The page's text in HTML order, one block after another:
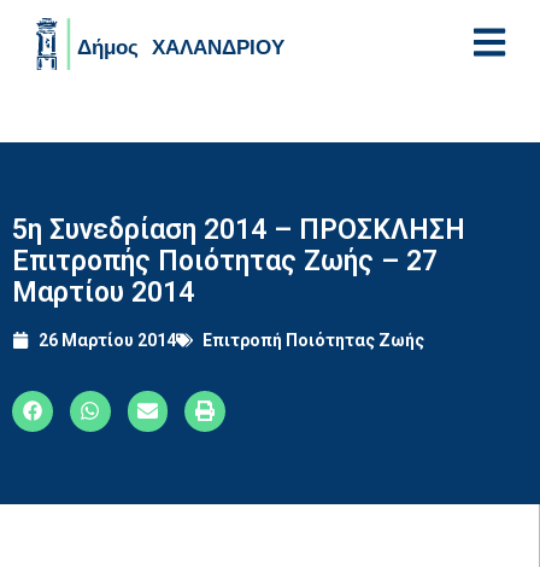
5η Συνεδρίαση 2014 – ΠΡΟΣΚΛΗΣΗ
Επιτροπής Ποιότητας Ζωής – 27
Μαρτίου 2014
26 Μαρτίου 2014 Επιτροπή Ποιότητας Ζωής